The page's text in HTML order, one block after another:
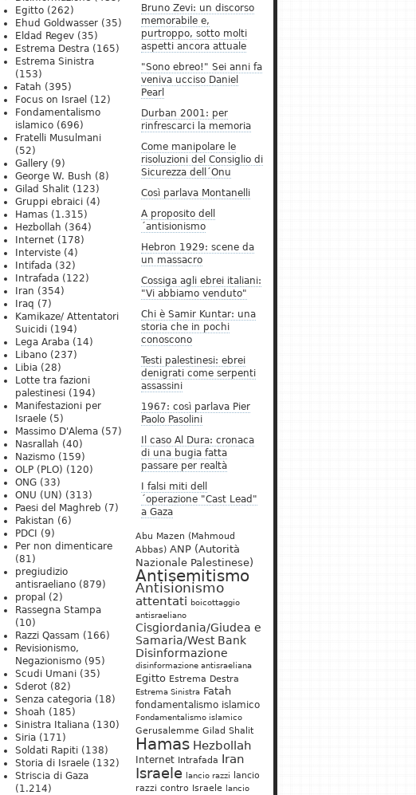
Bruno Zevi: un discorso
memorabile e,
purtroppo, sotto molti
aspetti ancora attuale
"Sono ebreo!" Sei anni fa
veniva ucciso Daniel
Pearl
Durban 2001: per
rinfrescarci la memoria
Come manipolare le
risoluzioni del Consiglio di
Sicurezza dell´Onu
Così parlava Montanelli
A proposito dell
´antisionismo
Hebron 1929: scene da
un massacro
Cossiga agli ebrei italiani:
"Vi abbiamo venduto"
Chi è Samir Kuntar: una
storia che in pochi
conoscono
Testi palestinesi: ebrei
denigrati come serpenti
assassini
1967: così parlava Pier
Paolo Pasolini
Il caso Al Dura: cronaca
di una bugia fatta
passare per realtà
I falsi miti dell
´operazione "Cast Lead"
a Gaza
Abu Mazen (Mahmoud
Abbas) ANP (Autorità
Nazionale Palestinese)
Antisemitismo
Antisionismo
attentati boicottaggio
antisraeliano
Cisgiordania/Giudea e
Samaria/West Bank
Disinformazione
disinformazione antisraeliana
Egitto Estrema Destra
Estrema Sinistra Fatah
fondamentalismo islamico
Fondamentalismo islamico
Gerusalemme Gilad Shalit
Hamas Hezbollah
Internet Intrafada Iran
Israele lancio razzi
lancio
razzi contro Israele lancio
Egitto (262)
Ehud Goldwasser (35)
Eldad Regev (35)
Estrema Destra (165)
Estrema Sinistra
(153)
Fatah (395)
Focus on Israel (12)
Fondamentalismo
islamico (696)
Fratelli Musulmani
(52)
Gallery (9)
George W. Bush (8)
Gilad Shalit (123)
Gruppi ebraici (4)
Hamas (1.315)
Hezbollah (364)
Internet (178)
Interviste (4)
Intifada (32)
Intrafada (122)
Iran (354)
Iraq (7)
Kamikaze/ Attentatori
Suicidi (194)
Lega Araba (14)
Libano (237)
Libia (28)
Lotte tra fazioni
palestinesi (194)
Manifestazioni per
Israele (5)
Massimo D'Alema (57)
Nasrallah (40)
Nazismo (159)
OLP (PLO) (120)
ONG (33)
ONU (UN) (313)
Paesi del Maghreb (7)
Pakistan (6)
PDCI
(9)
Per non dimenticare
(81)
pregiudizio
antisraeliano (879)
propal (2)
Rassegna Stampa
(10)
Razzi Qassam (166)
Revisionismo,
Negazionismo (95)
Scudi Umani (35)
Sderot (82)
Senza categoria (18)
Shoah (185)
Sinistra Italiana (130)
Siria (171)
Soldati Rapiti (138)
Storia di Israele (132)
Striscia di Gaza
(1.214)